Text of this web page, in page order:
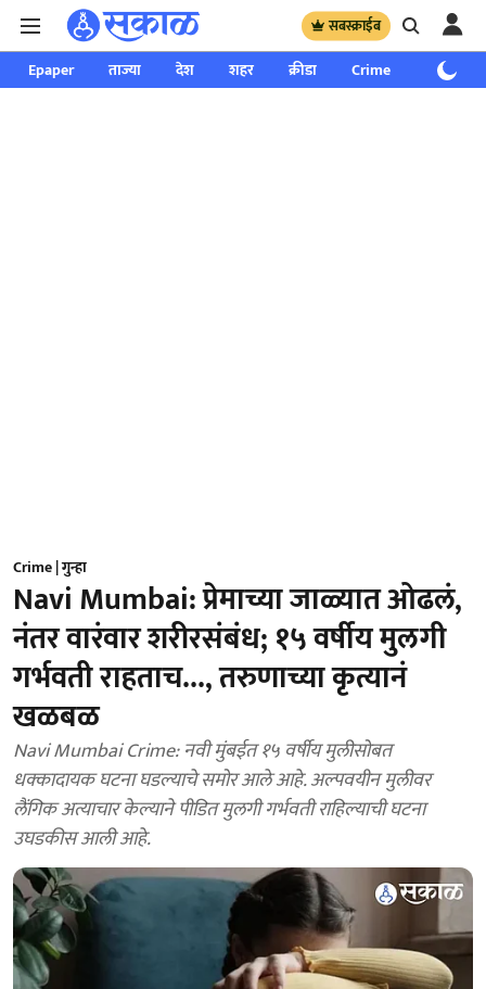
सबस्क्राईब
Epaper ताज्या देश शहर क्रीडा Crime साप्ताहिक
Crime | गुन्हा
Navi Mumbai: प्रेमाच्या जाळ्यात ओढलं,
नंतर वारंवार शरीरसंबंध; १५ वर्षीय मुलगी
गर्भवती राहताच..., तरुणाच्या कृत्यानं
खळबळ
Navi Mumbai Crime: नवी मुंबईत १५ वर्षीय मुलीसोबत
धक्कादायक घटना घडल्याचे समोर आले आहे. अल्पवयीन मुलीवर
लैंगिक अत्याचार केल्याने पीडित मुलगी गर्भवती राहिल्याची घटना
उघडकीस आली आहे.